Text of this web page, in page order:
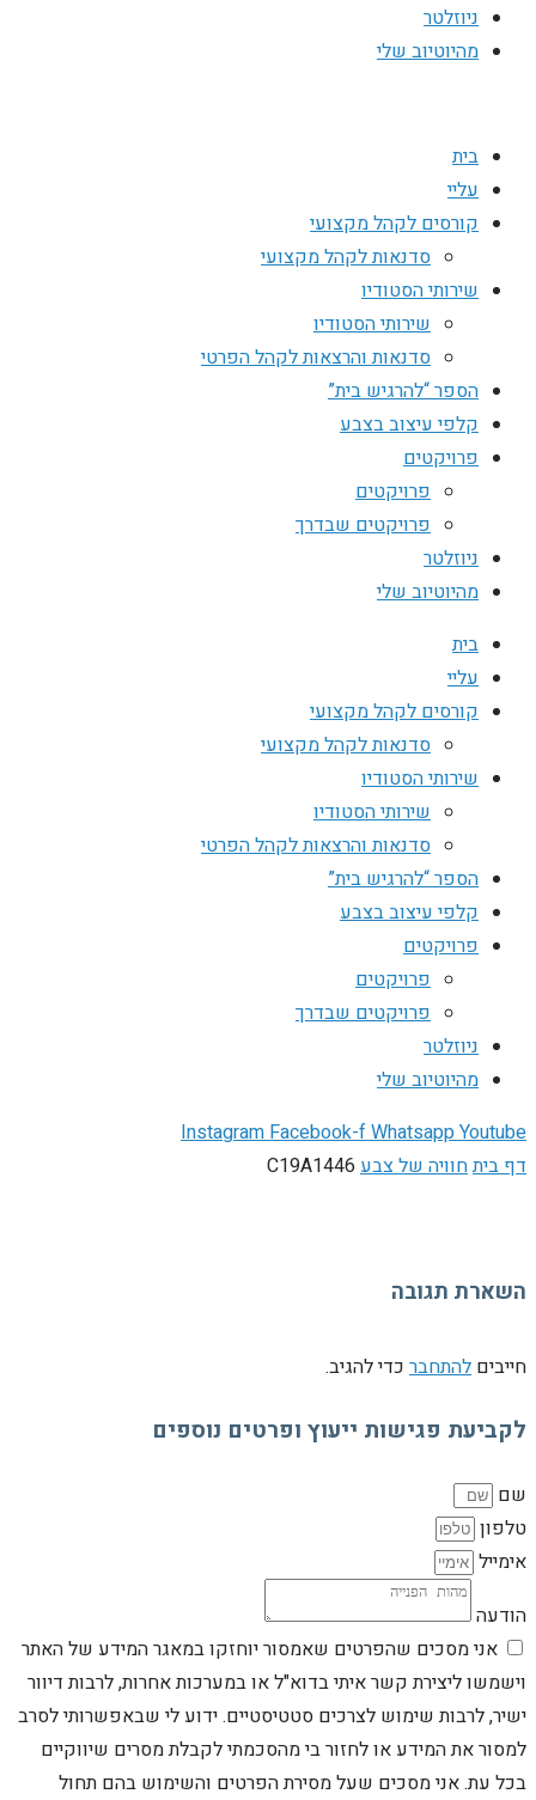
ניוזלטר
מהיוטיוב שלי
בית
עליי
קורסים לקהל מקצועי
סדנאות לקהל מקצועי
שירותי הסטודיו
שירותי הסטודיו
סדנאות והרצאות לקהל הפרטי
הספר “להרגיש בית”
קלפי עיצוב בצבע
פרויקטים
פרויקטים
פרויקטים שבדרך
ניוזלטר
מהיוטיוב שלי
בית
עליי
קורסים לקהל מקצועי
סדנאות לקהל מקצועי
שירותי הסטודיו
שירותי הסטודיו
סדנאות והרצאות לקהל הפרטי
הספר “להרגיש בית”
קלפי עיצוב בצבע
פרויקטים
פרויקטים
פרויקטים שבדרך
ניוזלטר
מהיוטיוב שלי
InstagramFacebook-fWhatsappYoutube
דף ביתחוויה של צבע C19A1446
השארת תגובה
חייבים להתחבר כדי להגיב.
לקביעת פגישות ייעוץ ופרטים נוספים
שם
טלפון
אימייל
הודעה
אני מסכים שהפרטים שאמסור יוחזקו במאגר המידע של האתר
וישמשו ליצירת קשר איתי בדוא"ל או במערכות אחרות, לרבות דיוור
ישיר, לרבות שימוש לצרכים סטטיסטיים. ידוע לי שבאפשרותי לסרב
למסור את המידע או לחזור בי מהסכמתי לקבלת מסרים שיווקיים
בכל עת. אני מסכים שעל מסירת הפרטים והשימוש בהם תחול